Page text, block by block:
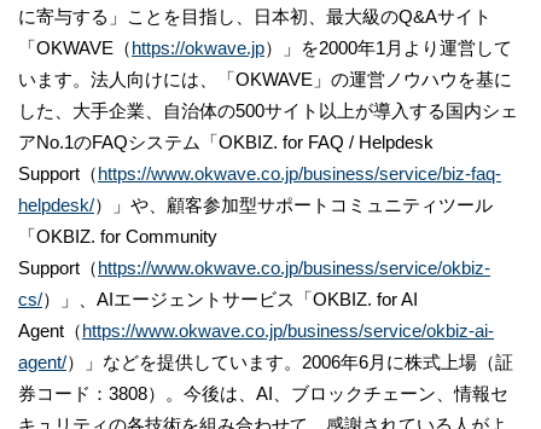
に寄与する」ことを目指し、日本初、最大級のQ&Aサイト
「OKWAVE（https://okwave.jp）」を2000年1月より運営して
います。法人向けには、「OKWAVE」の運営ノウハウを基に
した、大手企業、自治体の500サイト以上が導入する国内シェ
アNo.1のFAQシステム「OKBIZ. for FAQ / Helpdesk
Support（https://www.okwave.co.jp/business/service/biz-faq-
helpdesk/）」や、顧客参加型サポートコミュニティツール
「OKBIZ. for Community
Support（https://www.okwave.co.jp/business/service/okbiz-
cs/）」、AIエージェントサービス「OKBIZ. for AI
Agent（https://www.okwave.co.jp/business/service/okbiz-ai-
agent/）」などを提供しています。2006年6月に株式上場（証
券コード：3808）。今後は、AI、ブロックチェーン、情報セ
キュリティの各技術を組み合わせて、感謝されている人がよ